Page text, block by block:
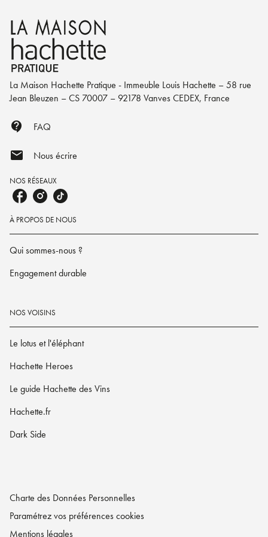
La Maison Hachette Pratique - Immeuble Louis Hachette – 58 rue
Jean Bleuzen – CS 70007 – 92178 Vanves CEDEX, France
contact_support FAQ
mail Nous écrire
NOS RÉSEAUX
À PROPOS DE NOUS
Qui sommes-nous ?
Engagement durable
NOS VOISINS
Le lotus et l'éléphant
Hachette Heroes
Le guide Hachette des Vins
Hachette.fr
Dark Side
Charte des Données Personnelles
Paramétrez vos préférences cookies
Mentions légales